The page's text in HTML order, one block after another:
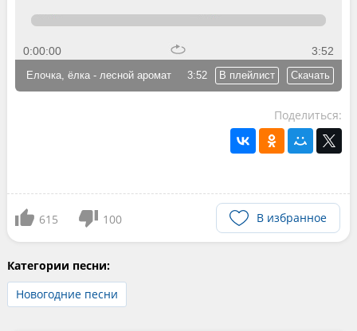
0:00:00 3:52
3:52 В плейлист Скачать
Елочка, ёлка - лесной аромат
Поделиться:
615 100 В избранное
Категории песни:
Новогодние песни